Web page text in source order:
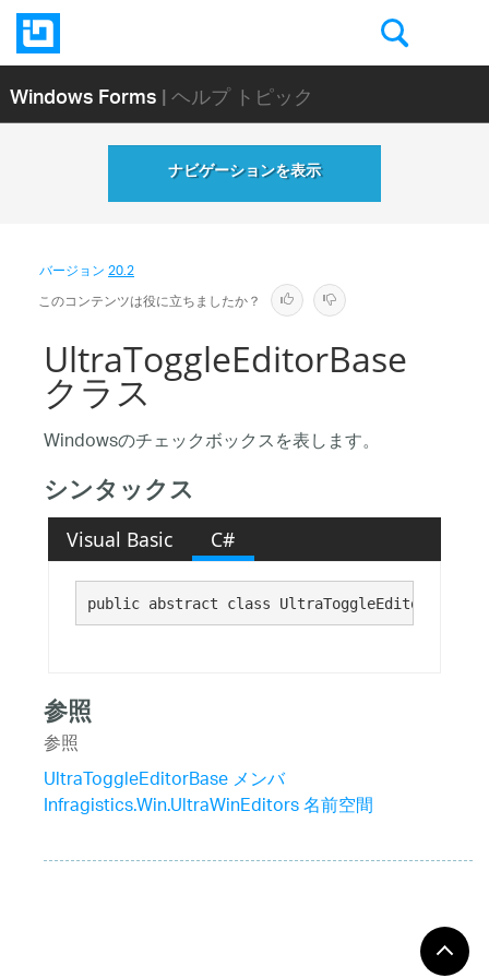
Windows Forms| ヘルプ トピック
ナビゲーションを表示
バージョン20.2
このコンテンツは役に立ちましたか？
UltraToggleEditorBase
クラス
Windowsのチェックボックスを表します。
シンタックス
Visual Basic C#
public abstract class UltraToggleEditorBase
参照
参照
UltraToggleEditorBase メンバ
Infragistics.Win.UltraWinEditors 名前空間